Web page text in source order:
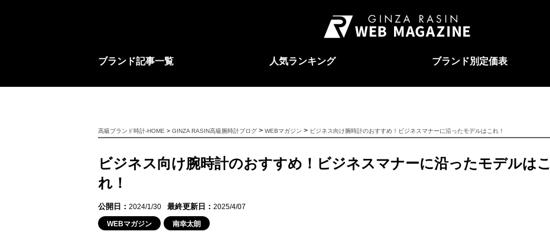
ブランド記事一覧 人気ランキング ブランド別定価表
高級ブランド時計-HOME > GINZA RASIN高級腕時計ブログ > WEBマガジン > ビジネス向け腕時計のおすすめ！ビジネスマナーに沿ったモデルはこれ！
ビジネス向け腕時計のおすすめ！ビジネスマナーに沿ったモデルはこ
れ！
公開日： 2024/1/30 最終更新日： 2025/4/07
WEBマガジン 南幸太朗